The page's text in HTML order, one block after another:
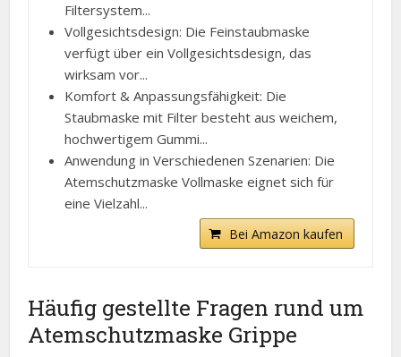
Filtersystem...
Vollgesichtsdesign: Die Feinstaubmaske
verfügt über ein Vollgesichtsdesign, das
wirksam vor...
Komfort & Anpassungsfähigkeit: Die
Staubmaske mit Filter besteht aus weichem,
hochwertigem Gummi...
Anwendung in Verschiedenen Szenarien: Die
Atemschutzmaske Vollmaske eignet sich für
eine Vielzahl...
Bei Amazon kaufen
Häufig gestellte Fragen rund um
Atemschutzmaske Grippe